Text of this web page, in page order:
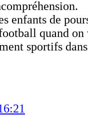
enfants de
quand
sportifs